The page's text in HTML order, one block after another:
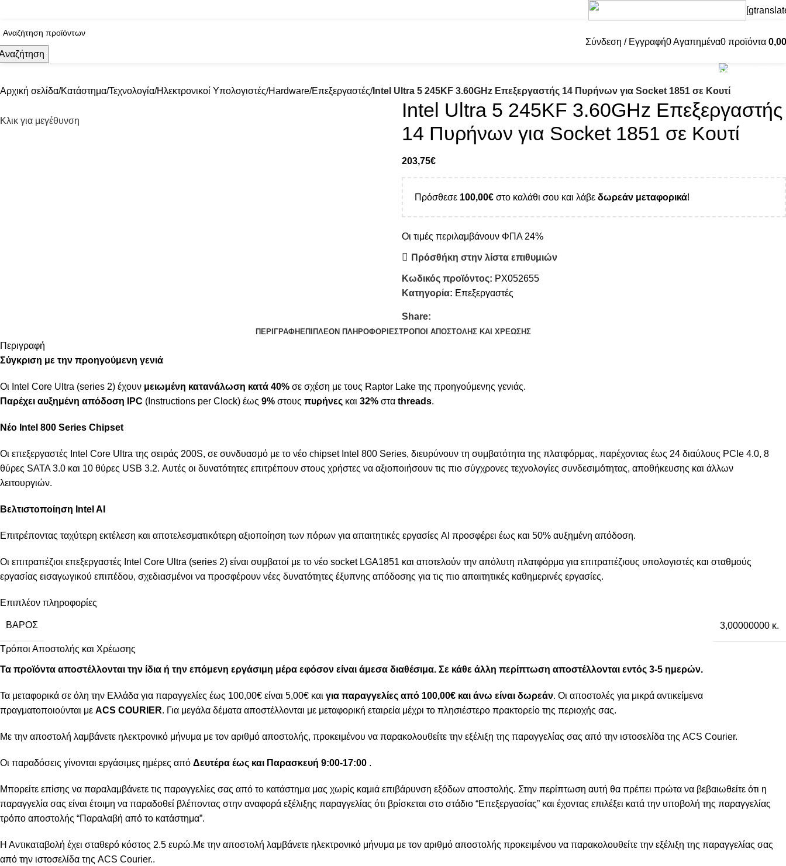
Σύνδεση / Εγγραφή0Αγαπημένα0 προϊόντα 0,00
Αρχική σελίδα Κατάστημα Τεχνολογία Ηλεκτρονικοί Υπολογιστές Hardware Επεξεργαστές Intel Ultra 5 245KF 3.60GHz Επεξεργαστής 14 Πυρήνων για Socket 1851 σε Κουτί
Κλικ για μεγέθυνση
Intel Ultra 5 245KF 3.60GHz Επεξεργαστής
14 Πυρήνων για Socket 1851 σε Κουτί
203,75€
Πρόσθεσε 100,00€ στο καλάθι σου και λάβε δωρεάν μεταφορικά!
Οι τιμές περιλαμβάνουν ΦΠΑ 24%
Πρόσθήκη στην λίστα επιθυμιών
Κωδικός προϊόντος: PX052655
Κατηγορία: Επεξεργαστές
Share:
ΠΕΡΙΓΡΑΦΉ ΕΠΙΠΛΈΟΝ ΠΛΗΡΟΦΟΡΊΕΣΤΡΌΠΟΙ ΑΠΟΣΤΟΛΉΣ ΚΑΙ ΧΡΈΩΣΗΣ
Περιγραφή
Σύγκριση με την προηγούμενη γενιά
Οι Intel Core Ultra (series 2) έχουν μειωμένη κατανάλωση κατά 40% σε σχέση με τους Raptor Lake της προηγούμενης γενιάς.
Παρέχει αυξημένη απόδοση IPC (Instructions per Clock) έως 9% στους πυρήνες και 32% στα threads.
Nέο Intel 800 Series Chipset
Οι επεξεργαστές Intel Core Ultra της σειράς 200S, σε συνδυασμό με το νέο chipset Intel 800 Series, διευρύνουν τη συμβατότητα της πλατφόρμας, παρέχοντας έως 24 διαύλους PCIe 4.0, 8
θύρες SATA 3.0 και 10 θύρες USB 3.2. Αυτές οι δυνατότητες επιτρέπουν στους χρήστες να αξιοποιήσουν τις πιο σύγχρονες τεχνολογίες συνδεσιμότητας, αποθήκευσης και άλλων
λειτουργιών.
Βελτιστοποίηση Intel AI
Επιτρέποντας ταχύτερη εκτέλεση και αποτελεσματικότερη αξιοποίηση των πόρων για απαιτητικές εργασίες AI προσφέρει έως και 50% αυξημένη απόδοση.
Οι επιτραπέζιοι επεξεργαστές Intel Core Ultra (series 2) είναι συμβατοί με το νέο socket LGA1851 και αποτελούν την απόλυτη πλατφόρμα για επιτραπέζιους υπολογιστές και σταθμούς
εργασίας εισαγωγικού επιπέδου, σχεδιασμένοι να προσφέρουν νέες δυνατότητες έξυπνης απόδοσης για τις πιο απαιτητικές καθημερινές εργασίες.
Επιπλέον πληροφορίες
ΒΆΡΟΣ 3,00000000 κ.
Τρόποι Αποστολής και Χρέωσης
Τα προϊόντα αποστέλλονται την ίδια ή την επόμενη εργάσιμη μέρα εφόσον είναι άμεσα διαθέσιμα. Σε κάθε άλλη περίπτωση αποστέλλονται εντός 3-5 ημερών.
Τα μεταφορικά σε όλη την Ελλάδα για παραγγελίες έως 100,00€ είναι 5,00€ και για παραγγελίες από 100,00€ και άνω είναι δωρεάν. Οι αποστολές για μικρά αντικείμενα
πραγματοποιούνται με ACS COURIER. Για μεγάλα δέματα αποστέλλονται με μεταφορική εταιρεία μέχρι το πλησιέστερο πρακτορείο της περιοχής σας.
Με την αποστολή λαμβάνετε ηλεκτρονικό μήνυμα με τον αριθμό αποστολής, προκειμένου να παρακολουθείτε την εξέλιξη της παραγγελίας σας από την ιστοσελίδα της ACS Courier.
Οι παραδόσεις γίνονται εργάσιμες ημέρες από Δευτέρα έως και Παρασκευή 9:00-17:00 .
Μπορείτε επίσης να παραλαμβάνετε τις παραγγελίες σας από το κατάστημα μας χωρίς καμιά επιβάρυνση εξόδων αποστολής. Στην περίπτωση αυτή θα πρέπει πρώτα να βεβαιωθείτε ότι η
παραγγελία σας είναι έτοιμη να παραδοθεί βλέποντας στην αναφορά εξέλιξης παραγγελίας ότι βρίσκεται στο στάδιο “Επεξεργασίας” και έχοντας επιλέξει κατά την υποβολή της παραγγελίας
τρόπο αποστολής “Παραλαβή από το κατάστημα”.
Η Αντικαταβολή έχει σταθερό κόστος 2.5 ευρώ.Με την αποστολή λαμβάνετε ηλεκτρονικό μήνυμα με τον αριθμό αποστολής προκειμένου να παρακολουθείτε την εξέλιξη της παραγγελίας σας
από την ιστοσελίδα της ACS Courier..